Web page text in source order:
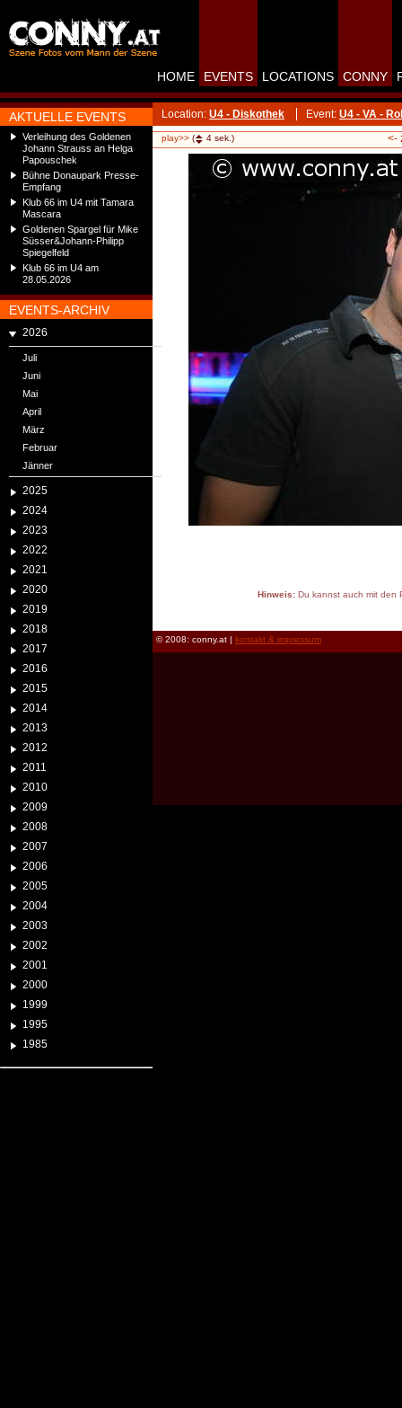
AKTUELLE EVENTS
Verleihung des Goldenen
Johann Strauss an Helga
Papouschek
Bühne Donaupark Presse-
Empfang
Klub 66 im U4 mit Tamara
Mascara
Goldenen Spargel für Mike
Süsser&Johann-Philipp
Spiegelfeld
Klub 66 im U4 am
28.05.2026
EVENTS-ARCHIV
2026
Juli
Juni
Mai
April
März
Februar
Jänner
2025
2024
2023
2022
2021
2020
2019
2018
2017
2016
2015
2014
2013
2012
2011
2010
2009
2008
2007
2006
2005
2004
2003
2002
2001
2000
1999
1995
1985
HOME EVENTS LOCATIONS CONNY
Location: U4 - Diskothek Event: U4 - VA -
play>> ( 4 sek.) <-
Hinweis:Du kannst auch mit den
© 2008: conny.at | kontakt & impressum